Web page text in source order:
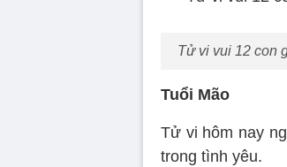
Tử vi vui 12 con
Tuổi Mão
Tử vi hôm nay
trong tình yêu.